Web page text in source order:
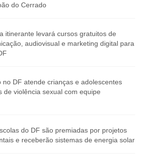
do Cerrado
itinerante levará cursos gratuitos de
audiovisual e marketing digital para
no DF atende crianças e adolescentes
de violência sexual com equipe
do DF são premiadas por projetos
e receberão sistemas de energia solar